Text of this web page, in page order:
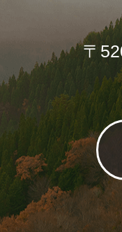
〒